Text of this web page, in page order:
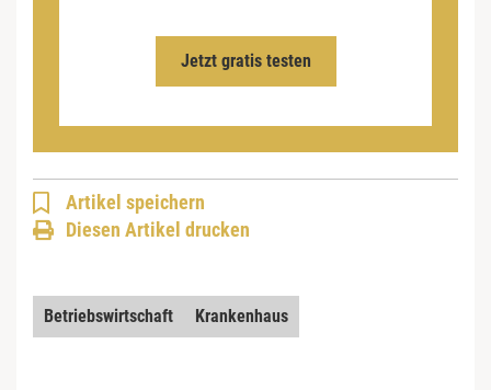
Jetzt gratis testen
Artikel speichern
Diesen Artikel drucken
Betriebswirtschaft Krankenhaus